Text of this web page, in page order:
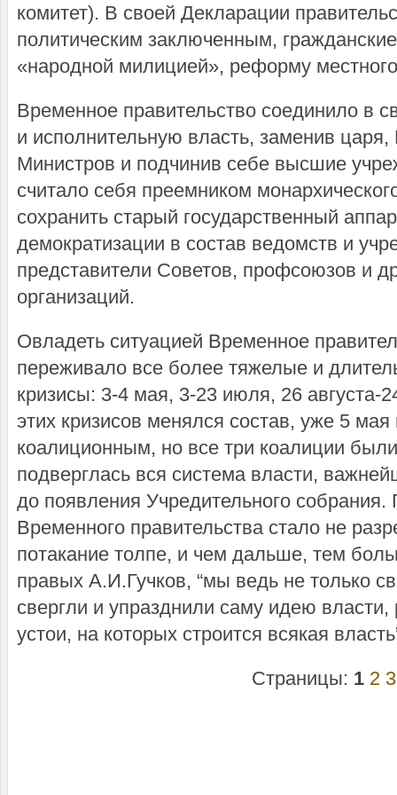
комитет). В своей Декларации
политическим заключенным,
«народной милицией», реформу
Временное правительство соединило в
и исполнительную власть, заменив царя,
Министров и подчинив себе высшие
считало себя преемником
сохранить старый государственный
демократизации в состав ведомств и
представители Советов, профсоюзов и
организаций.
Овладеть ситуацией Временное
переживало все более тяжелые и
кризисы: 3-4 мая, 3-23 июля, 26 августа-
этих кризисов менялся состав, уже 5 мая
коалиционным, но все три коалиции
подверглась вся система власти,
до появления Учредительного собрания.
Временного правительства стало не
потакание толпе, и чем дальше, тем
правых А.И.Гучков, “мы ведь не только
свергли и упразднили саму идею
устои, на которых строится всякая
Страницы: 1 2 3